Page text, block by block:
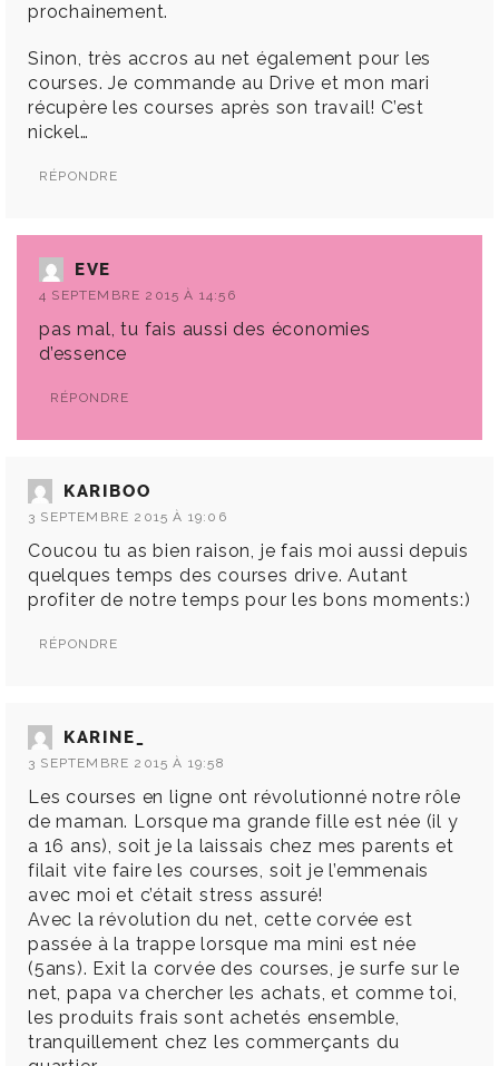
prochainement.
Sinon, très accros au net également pour les
courses. Je commande au Drive et mon mari
récupère les courses après son travail! C’est
nickel…
RÉPONDRE
EVE
4 SEPTEMBRE 2015 À 14:56
pas mal, tu fais aussi des économies
d’essence
RÉPONDRE
KARIBOO
3 SEPTEMBRE 2015 À 19:06
Coucou tu as bien raison, je fais moi aussi depuis
quelques temps des courses drive. Autant
profiter de notre temps pour les bons moments:)
RÉPONDRE
KARINE_
3 SEPTEMBRE 2015 À 19:58
Les courses en ligne ont révolutionné notre rôle
de maman. Lorsque ma grande fille est née (il y
a 16 ans), soit je la laissais chez mes parents et
filait vite faire les courses, soit je l’emmenais
avec moi et c’était stress assuré!
Avec la révolution du net, cette corvée est
passée à la trappe lorsque ma mini est née
(5ans). Exit la corvée des courses, je surfe sur le
net, papa va chercher les achats, et comme toi,
les produits frais sont achetés ensemble,
tranquillement chez les commerçants du